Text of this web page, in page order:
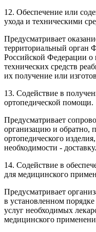
12. Обеспечение или
ухода и техническими
Предусматривает
территориальный орган
Российской Федерации о
технических средств
их получение или
13. Содействие в
ортопедической помощи.
Предусматривает
организацию и обратно,
ортопедического
необходимости - доставку.
14. Содействие в
для медицинского
Предусматривает
в установленном
услуг необходимых
медицинского